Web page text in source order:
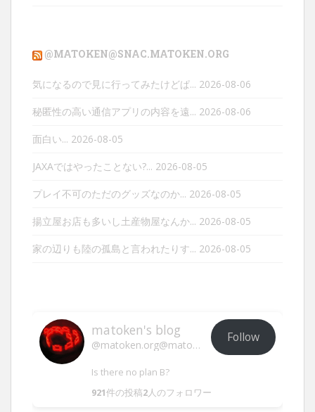
@MATOKEN@SNAC.MATOKEN.ORG
気になるので見に行ってみたけどぱ... 2026-08-06
秘匿性の高い通信アプリの内容を遠... 2026-08-06
面白い... 2026-08-05
JAXAではやったことない?... 2026-08-05
プレイ不可のただのグッズなのか... 2026-08-05
揚立屋お店も多いし土産物屋なんか... 2026-08-05
家の辺りも陸の孤島と言われたりす... 2026-08-05
matoken's blog
@matoken.org@matoken.org
Follow
Is there no plan B?
921件の投稿2人のフォロワー